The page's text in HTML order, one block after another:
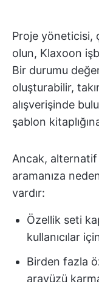
Proje yöneticisi,
olun, Klaxoon
Bir durumu
oluşturabilir,
alışverişinde
şablon
Ancak, alternatif
aramanıza
vardır:
Özellik seti
kullanıcılar
Birden fazla
arayüzü